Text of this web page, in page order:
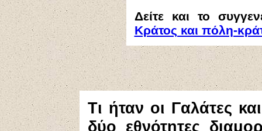
Δείτε και το
Κράτος και πόλη-
Τι ήταν οι Γαλάτες
δύο εθνότητες